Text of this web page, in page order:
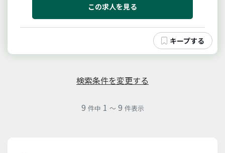
の時間は勤務必須です。他に、朝７：３０〜１４：０
この求人を見る
検索条件を変更する
9 件中 1 ～ 9 件表示